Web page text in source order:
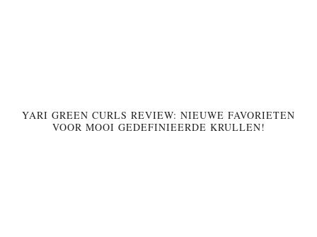
YARI GREEN CURLS REVIEW: NIEUWE FAVORIETEN
VOOR MOOI GEDEFINIEERDE KRULLEN!